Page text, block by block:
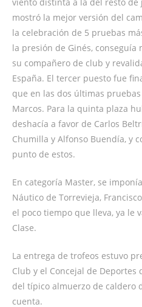
mostró la mejor versión del
la celebración de 5 pruebas
la presión de Ginés,
su compañero de club y
España. El tercer puesto fue
que en las dos últimas
Marcos. Para la quinta plaza
deshacía a favor de Carlos
Chumilla y Alfonso Buendía, y
punto de estos.
En categoría Master, se
Náutico de Torrevieja,
el poco tiempo que lleva, ya le
Clase.
La entrega de trofeos estuvo
Club y el Concejal de
del típico almuerzo de caldero
cuenta.